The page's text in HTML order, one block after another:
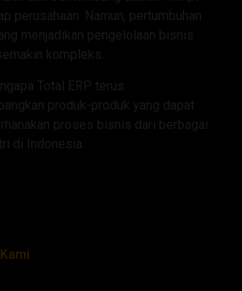
perusahaan. Namun, pertumbuhan
menjadikan pengelolaan bisnis
kompleks.
Total ERP terus
produk-produk yang dapat
proses bisnis dari berbagai
di Indonesia.